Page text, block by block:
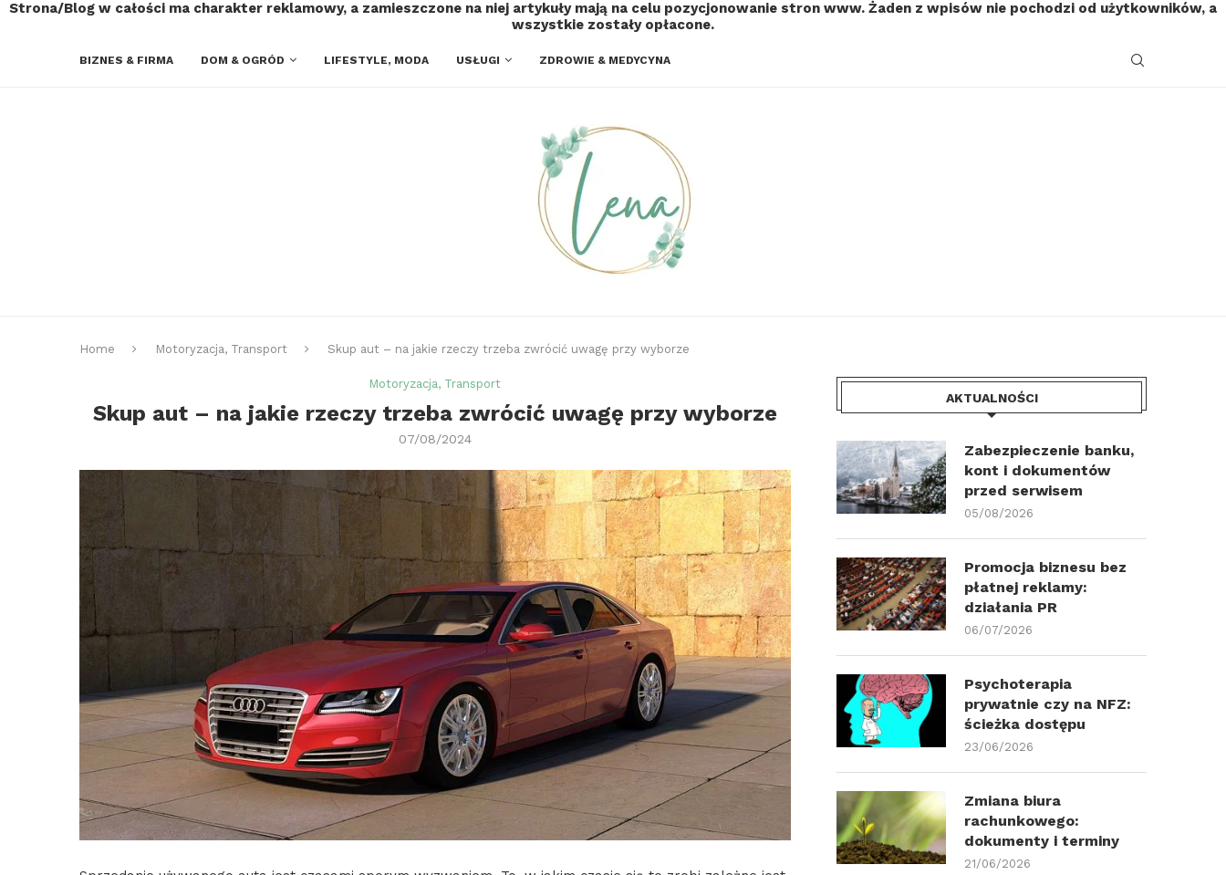
Strona/Blog w całości ma charakter reklamowy, a zamieszczone na niej artykuły mają na celu pozycjonowanie stron www. Żaden z wpisów nie pochodzi od użytkowników, a
wszystkie zostały opłacone.
BIZNES & FIRMA DOM & OGRÓD LIFESTYLE, MODA USŁUGI ZDROWIE & MEDYCYNA
Home Motoryzacja, Transport Skup aut – na jakie rzeczy trzeba zwrócić uwagę przy wyborze
Motoryzacja, Transport
Skup aut – na jakie rzeczy trzeba zwrócić uwagę przy wyborze
07/08/2024
AKTUALNOŚCI
Zabezpieczenie banku,
kont i dokumentów
przed serwisem
05/08/2026
Promocja biznesu bez
płatnej reklamy:
działania PR
06/07/2026
Psychoterapia
prywatnie czy na NFZ:
ścieżka dostępu
23/06/2026
Zmiana biura
rachunkowego:
dokumenty i terminy
21/06/2026